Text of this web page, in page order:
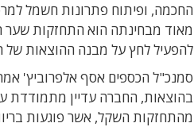
מאוד מבחינתה הוא התחזקות
להפעיל לחץ על מבנה ההוצאות של
סמנכ"ל הכספים אסף אלפרוביץ'
בהוצאות, החברה עדיין מתמודדת
מהתחזקות השקל, אשר פוגעות